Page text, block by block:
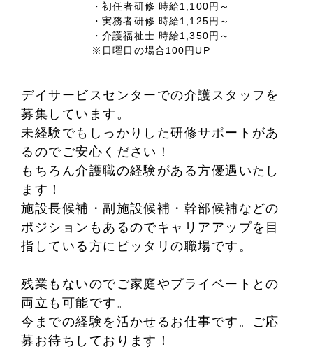
・初任者研修 時給1,100円～
・実務者研修 時給1,125円～
・介護福祉士 時給1,350円～
※日曜日の場合100円UP
デイサービスセンターでの介護スタッフを
募集しています。
未経験でもしっかりした研修サポートがあ
るのでご安心ください！
もちろん介護職の経験がある方優遇いたし
ます！
施設長候補・副施設候補・幹部候補などの
ポジションもあるのでキャリアアップを目
指している方にピッタリの職場です。
残業もないのでご家庭やプライベートとの
両立も可能です。
今までの経験を活かせるお仕事です。ご応
募お待ちしております！